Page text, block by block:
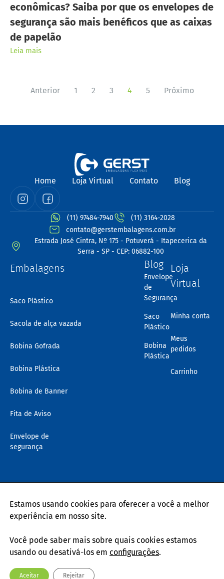
econômicas? Saiba por que os envelopes de
segurança são mais benéficos que as caixas
de papelão
Leia mais
Anterior 1 2 3 4 5 Próximo
Home Loja Virtual Contato Blog
(11) 97484-7940
(11) 3164-2028
contato@gerstembalagens.com.br
Estrada José Cintra, Nº 175 - Potuverá - Itapecerica da
Serra - SP - CEP: 06882-100
Embalagens
Saco Plástico
Sacola de alça vazada
Bobina Gofrada
Bobina Plástica
Bobina de Banner
Fita de Aviso
Envelope de
segurança
Blog
Envelope
de
Segurança
Saco
Plástico
Bobina
Plástica
Loja
Virtual
Minha conta
Meus
pedidos
Carrinho
Copyright 2024 Gerst – Embalagens Flexíveis – CNPJ:
Política de Privacidade
Trocas e Devoluções
Design by
Estamos usando cookies para oferecer a você a melhor
experiência em nosso site.
Você pode saber mais sobre quais cookies estamos
usando ou desativá-los em configurações.
Aceitar Rejeitar